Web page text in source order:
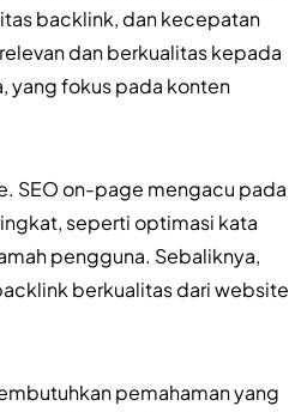
backlink, dan kecepatan
dan berkualitas kepada
yang fokus pada konten
SEO on-page mengacu pada
seperti optimasi kata
pengguna. Sebaliknya,
berkualitas dari website
pemahaman yang